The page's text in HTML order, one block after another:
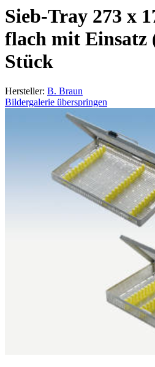
Sieb-Tray 273 x
flach mit Einsatz
Stück
Hersteller: B. Braun
Bildergalerie überspringen